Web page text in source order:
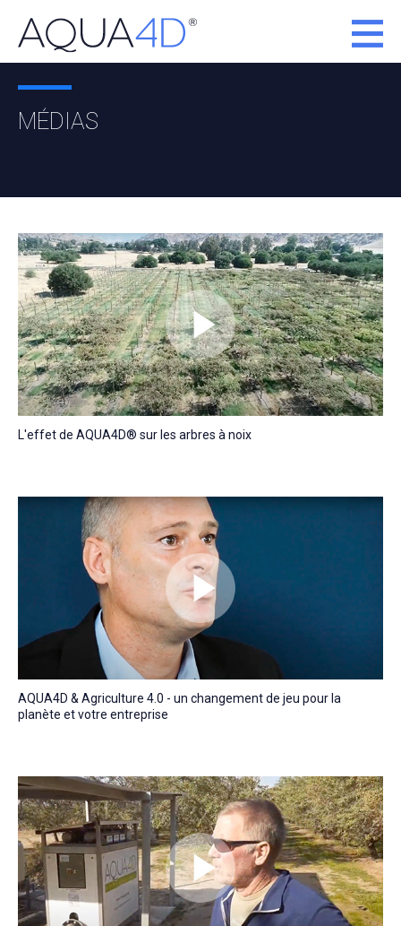
MÉDIAS
L'effet de AQUA4D® sur les arbres à noix
AQUA4D & Agriculture 4.0 - un changement de jeu pour la
planète et votre entreprise